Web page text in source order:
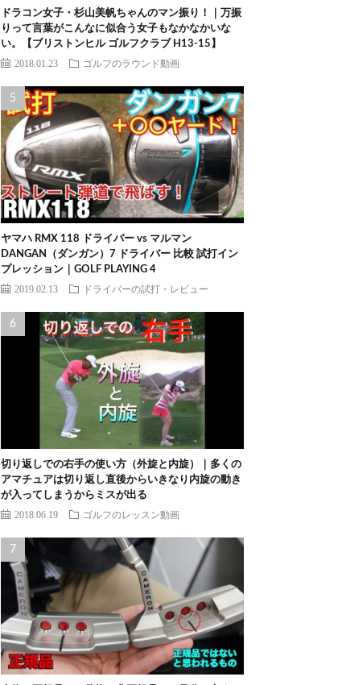
ドラコン女子・杉山美帆ちゃんのマン振り！｜万振
りって言葉がこんなに似合う女子もなかなかいな
い。【ブリストンヒル ゴルフクラブ H13-15】
2018.01.23 ゴルフのラウンド動画
ヤマハ RMX 118 ドライバー vs マルマン
DANGAN（ダンガン）7 ドライバー 比較 試打イン
プレッション｜GOLF PLAYING 4
2019.02.13 ドライバーの試打・レビュー
切り返しでの右手の使い方（外旋と内旋）｜多くの
アマチュアは切り返し直後からいきなり内旋の動き
が入ってしまうからミスが出る
2018.06.19 ゴルフのレッスン動画